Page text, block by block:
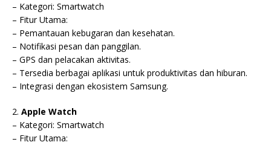
– Kategori: Smartwatch
– Fitur Utama:
– Pemantauan kebugaran dan kesehatan.
– Notifikasi pesan dan panggilan.
– GPS dan pelacakan aktivitas.
– Tersedia berbagai aplikasi untuk produktivitas dan hiburan.
– Integrasi dengan ekosistem Samsung.
2. Apple Watch
– Kategori: Smartwatch
– Fitur Utama: